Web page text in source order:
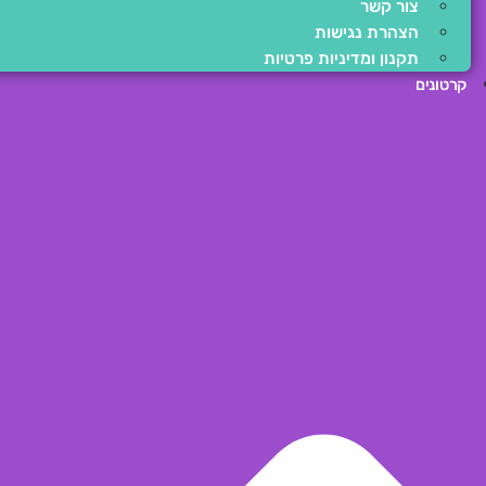
צור קשר
הצהרת נגישות
תקנון ומדיניות פרטיות
קרטונים